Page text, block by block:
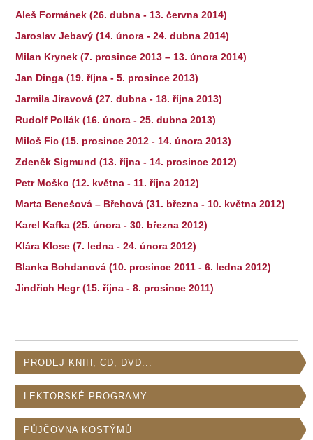
Aleš Formánek (26. dubna - 13. června 2014)
Jaroslav Jebavý (14. února - 24. dubna 2014)
Milan Krynek (7. prosince 2013 – 13. února 2014)
Jan Dinga (19. října - 5. prosince 2013)
Jarmila Jiravová (27. dubna - 18. října 2013)
Rudolf Pollák (16. února - 25. dubna 2013)
Miloš Fic (15. prosince 2012 - 14. února 2013)
Zdeněk Sigmund (13. října - 14. prosince 2012)
Petr Moško (12. května - 11. října 2012)
Marta Benešová – Břehová (31. března - 10. května 2012)
Karel Kafka (25. února - 30. března 2012)
Klára Klose (7. ledna - 24. února 2012)
Blanka Bohdanová (10. prosince 2011 - 6. ledna 2012)
Jindřich Hegr (15. října - 8. prosince 2011)
PRODEJ KNIH, CD, DVD...
LEKTORSKÉ PROGRAMY
PŮJČOVNA KOSTÝMŮ